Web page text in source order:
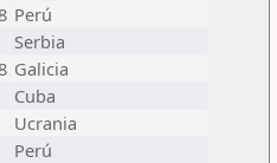
Perú
Serbia
Galicia
Cuba
Ucrania
Perú